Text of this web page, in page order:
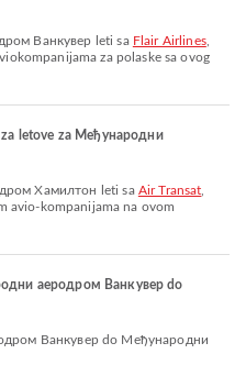
Ванкувер leti sa Flair Airlines,
za polaske sa ovog
letove za Међународни
Хамилтон leti sa Air Transat
avio-kompanijama na ovom
аеродром Ванкувер do